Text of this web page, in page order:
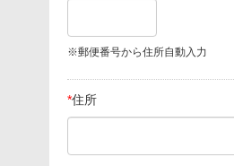
※郵便番号から住所自動入力
*住所